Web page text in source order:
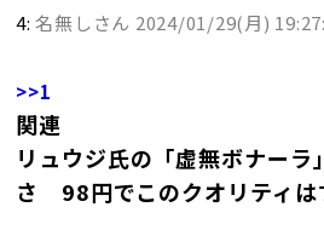
4:名無しさん 2024/01/29(月)
>>1
関連
リュウジ氏の「虚無ボナーラ
さ 98円でこのクオリティ